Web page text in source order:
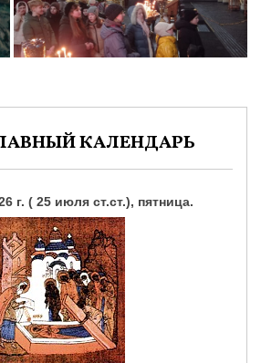
КАЛЕНДАРЬ
г. ( 25 июля ст.ст.), пятница.